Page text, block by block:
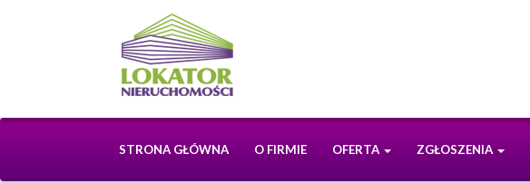
STRONA GŁÓWNA O FIRMIE OFERTA ZGŁOSZENIA